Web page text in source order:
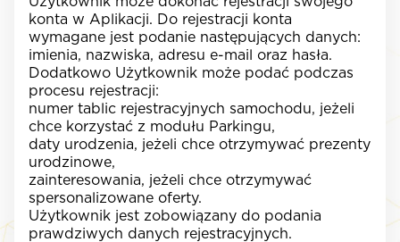
konta w Aplikacji. Do rejestracji konta
wymagane jest podanie następujących danych:
imienia, nazwiska, adresu e-mail oraz hasła.
Dodatkowo Użytkownik może podać podczas
procesu rejestracji:
numer tablic rejestracyjnych samochodu, jeżeli
chce korzystać z modułu Parkingu,
daty urodzenia, jeżeli chce otrzymywać prezenty
urodzinowe,
zainteresowania, jeżeli chce otrzymywać
spersonalizowane oferty.
Użytkownik jest zobowiązany do podania
prawdziwych danych rejestracyjnych.